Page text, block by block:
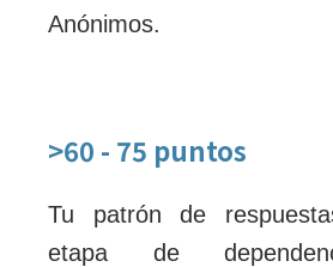
Anónimos.
>60 - 75 puntos
Tu patrón de
etapa de